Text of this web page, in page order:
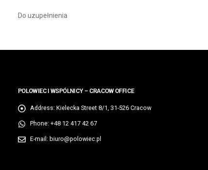
Do uzupełnienia
POLOWIEC I WSPÓLNICY – CRACOW OFFICE
Address: Kielecka Street 8/1, 31-526 Cracow
Phone: +48 12 417 42 67
E-mail: biuro@polowiec.pl